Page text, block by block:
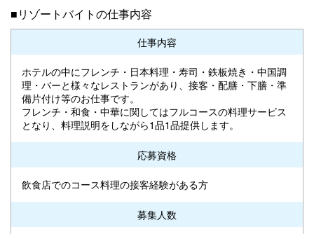
■リゾートバイトの仕事内容
仕事内容
ホテルの中にフレンチ・日本料理・寿司・鉄板焼き・中国調
理・バーと様々なレストランがあり、接客・配膳・下膳・準
備片付け等のお仕事です。
フレンチ・和食・中華に関してはフルコースの料理サービス
となり、料理説明をしながら1品1品提供します。
応募資格
飲食店でのコース料理の接客経験がある方
募集人数